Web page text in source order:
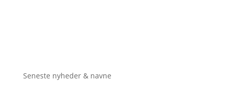
Seneste nyheder & navne